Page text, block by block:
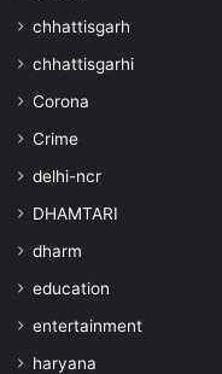
chhattisgarh
chhattisgarhi
Corona
Crime
delhi-ncr
DHAMTARI
dharm
education
entertainment
haryana